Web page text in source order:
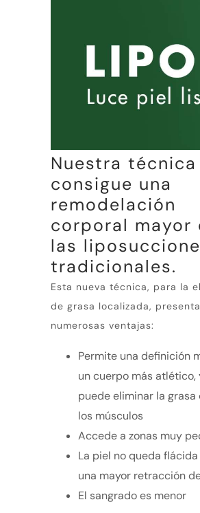
Nuestra técnica
consigue una
remodelación
corporal mayor
las
tradicionales.
Esta nueva técnica, para la
de grasa localizada, presenta
numerosas ventajas:
Permite una definición
un cuerpo más atlético,
puede eliminar la grasa
los músculos
Accede a zonas muy
La piel no queda
una mayor retracción
El sangrado es menor